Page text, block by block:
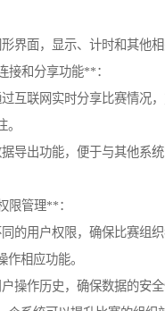
界面，显示、计时和其他相
接和分享功能**：
互联网实时分享比赛情况
导出功能，便于与其他系
限管理**：
的用户权限，确保比赛组
作相应功能。
操作历史，确保数据的安全